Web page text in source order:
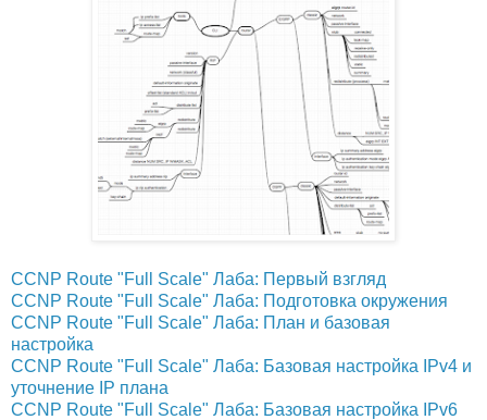
CCNP Route "Full Scale" Лаба: Первый взгляд
CCNP Route "Full Scale" Лаба: Подготовка окружения
CCNP Route "Full Scale" Лаба: План и базовая
настройка
CCNP Route "Full Scale" Лаба: Базовая настройка IPv4 и
уточнение IP плана
CCNP Route "Full Scale" Лаба: Базовая настройка IPv6